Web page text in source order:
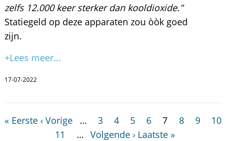
zelfs 12.000 keer sterker dan kooldioxide."
Statiegeld op deze apparaten zou òòk goed
zijn.
+Lees meer...
17-07-2022
« Eerste ‹ Vorige … 3 4 5 6 7 8 9
10
11
… Volgende › Laatste »